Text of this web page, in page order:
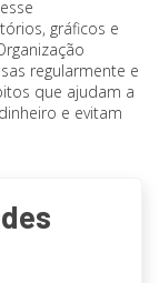
gráficos e
regularmente e
que ajudam a
e evitam